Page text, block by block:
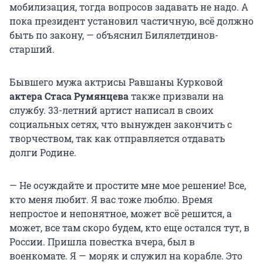
мобилизация, тогда вопросов задавать не надо. А
пока президент установил частичную, всё должно
быть по закону, — объяснил Билялетдинов-
старший.
Бывшего мужа актрисы Равшаны Курковой
актера Стаса Румянцеватакже призвали на
службу. 33-летний артист написал в своих
социальных сетях, что вынужден закончить с
творчеством, так как отправляется отдавать
долги Родине.
— Не осуждайте и простите мне мое решение! Все,
кто меня любит. Я вас тоже люблю. Время
непростое и непонятное, может всё решится, а
может, все там скоро будем, кто еще остался тут, в
России. Пришла повестка вчера, был в
военкомате. Я — моряк и служил на корабле. Это